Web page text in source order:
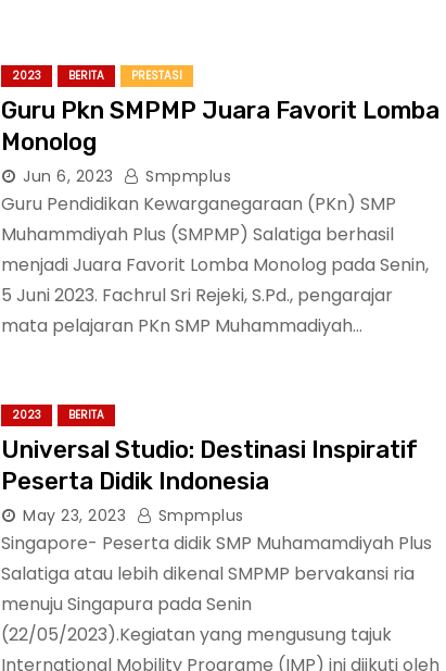
2023 BERITA PRESTASI
Guru Pkn SMPMP Juara Favorit Lomba
Monolog
Jun 6, 2023 Smpmplus
Guru Pendidikan Kewarganegaraan (PKn) SMP
Muhammdiyah Plus (SMPMP) Salatiga berhasil
menjadi Juara Favorit Lomba Monolog pada Senin,
5 Juni 2023. Fachrul Sri Rejeki, S.Pd., pengarajar
mata pelajaran PKn SMP Muhammadiyah…
2023 BERITA
Universal Studio: Destinasi Inspiratif
Peserta Didik Indonesia
May 23, 2023 Smpmplus
Singapore- Peserta didik SMP Muhamamdiyah Plus
Salatiga atau lebih dikenal SMPMP bervakansi ria
menuju Singapura pada Senin
(22/05/2023).Kegiatan yang mengusung tajuk
International Mobility Programe (IMP) ini diikuti oleh